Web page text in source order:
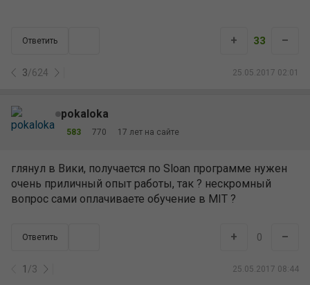
Ответить
3/624 25.05.2017 02:01
+ 33 –
pokaloka
583 770 17 лет на сайте
глянул в Вики, получается по Sloan программе нужен
очень приличный опыт работы, так ? нескромный
вопрос сами оплачиваете обучение в MIT ?
Ответить
1 /3 25.05.2017 08:44
+ 0 –